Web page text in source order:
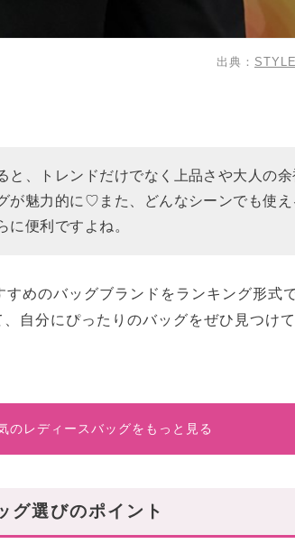
ない「アディダス」
行バッグ「ナイキ」
におすすめのブランド2選
ア」
ボルン」
「ザ・ロウ」
く「ゴヤール」
出典：
と、トレンドだけでなく上品さや大人の余
が魅力的に♡また、どんなシーンでも使え
に便利ですよね。
めのバッグブランドをランキング形式
自分にぴったりのバッグをぜひ見つけ
のレディースバッグをもっと見る
グ選びのポイント